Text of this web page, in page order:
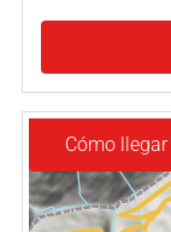
Cómo llegar